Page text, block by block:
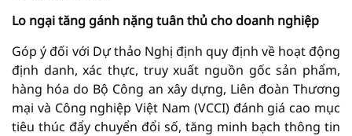
Lo ngại tăng gánh nặng tuân thủ cho doanh nghiệp
Góp ý đối với Dự thảo Nghị định quy định về hoạt động
định danh, xác thực, truy xuất nguồn gốc sản phẩm,
hàng hóa do Bộ Công an xây dựng, Liên đoàn Thương
mại và Công nghiệp Việt Nam (VCCI) đánh giá cao mục
tiêu thúc đẩy chuyển đổi số, tăng minh bạch thông tin